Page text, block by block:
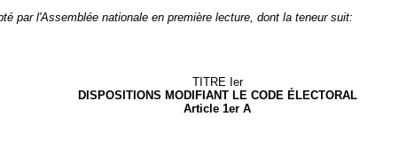
par l'Assemblée nationale en première lecture, dont la teneur suit:
TITRE Ier
DISPOSITIONS MODIFIANT LE CODE ÉLECTORAL
Article 1er A